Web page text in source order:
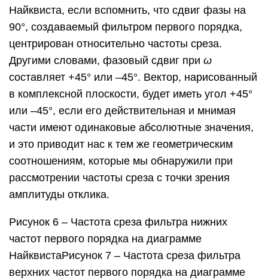
Найквиста, если вспомнить, что сдвиг фазы на
90°, создаваемый фильтром первого порядка,
центрирован относительно частоты среза.
Другими словами, фазовый сдвиг при ω
составляет +45° или –45°. Вектор, нарисованный
в комплексной плоскости, будет иметь угол +45°
или –45°, если его действительная и мнимая
части имеют одинаковые абсолютные значения,
и это приводит нас к тем же геометрическим
соотношениям, которые мы обнаружили при
рассмотрении частоты среза с точки зрения
амплитуды отклика.
Рисунок 6 – Частота среза фильтра нижних
частот первого порядка на диаграмме
НайквистаРисунок 7 – Частота среза фильтра
верхних частот первого порядка на диаграмме